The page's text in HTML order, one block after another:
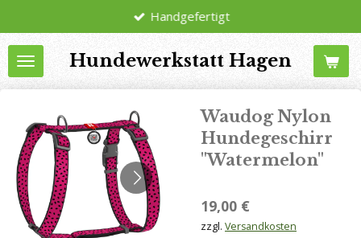
Hauptinhalt
springen
Hundewerkstatt Hagen
Handgefertigt
Waudog Nylon
Hundegeschirr
"Watermelon"
19,00 €
zzgl. Versandkosten